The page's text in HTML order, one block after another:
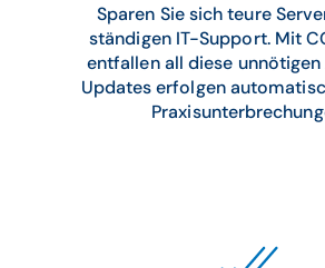
Sparen Sie sich teure
ständigen IT-Support. Mit
entfallen all diese unnötigen
Updates erfolgen